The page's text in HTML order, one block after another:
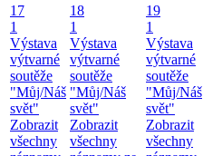
17
1
Výstava
výtvarné
soutěže
"Můj/Náš
svět"
Zobrazit
všechny
18
1
Výstava
výtvarné
soutěže
"Můj/Náš
svět"
Zobrazit
všechny
19
1
Výstava
výtvarné
soutěže
"Můj/Náš
svět"
Zobrazit
všechny